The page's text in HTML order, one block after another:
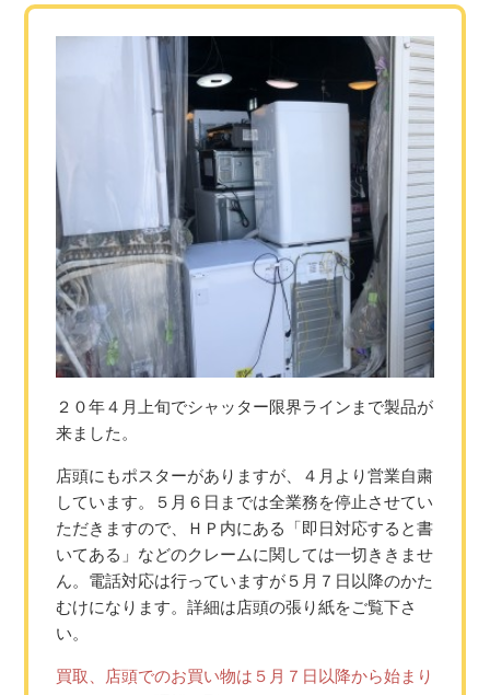
２０年４月上旬でシャッター限界ラインまで製品が
来ました。
店頭にもポスターがありますが、４月より営業自粛
しています。５月６日までは全業務を停止させてい
ただきますので、ＨＰ内にある「即日対応すると書
いてある」などのクレームに関しては一切ききませ
ん。電話対応は行っていますが５月７日以降のかた
むけになります。詳細は店頭の張り紙をご覧下さ
い。
買取、店頭でのお買い物は５月７日以降から始まり